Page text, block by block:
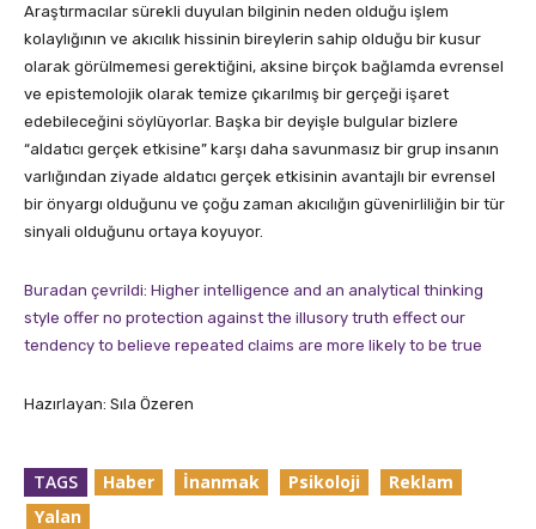
Araştırmacılar sürekli duyulan bilginin neden olduğu işlem
kolaylığının ve akıcılık hissinin bireylerin sahip olduğu bir kusur
olarak görülmemesi gerektiğini, aksine birçok bağlamda evrensel
ve epistemolojik olarak temize çıkarılmış bir gerçeği işaret
edebileceğini söylüyorlar. Başka bir deyişle bulgular bizlere
“aldatıcı gerçek etkisine” karşı daha savunmasız bir grup insanın
varlığından ziyade aldatıcı gerçek etkisinin avantajlı bir evrensel
bir önyargı olduğunu ve çoğu zaman akıcılığın güvenirliliğin bir tür
sinyali olduğunu ortaya koyuyor.
Buradan çevrildi: Higher intelligence and an analytical thinking
style offer no protection against the illusory truth effect our
tendency to believe repeated claims are more likely to be true
Hazırlayan: Sıla Özeren
TAGS Haber İnanmak Psikoloji
Reklam
Yalan